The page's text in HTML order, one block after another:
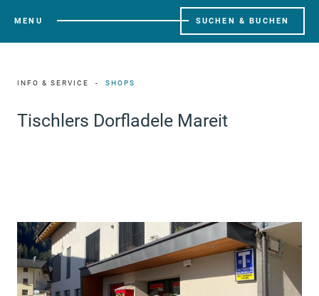
MENU SUCHEN & BUCHEN
INFO & SERVICE SHOPS
Tischlers Dorfladele Mareit